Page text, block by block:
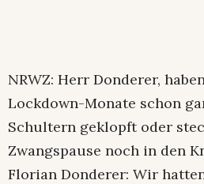
NRWZ: Herr Donderer,
Lockdown-Monate schon
Schultern geklopft oder
Zwangspause noch in den
Florian Donderer: Wir